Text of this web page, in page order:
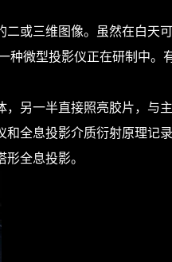
或三维图像。虽然在白天
种微型投影仪正在研制中。
另一半直接照亮胶片，与
全息投影介质衍射原理记
全息投影。